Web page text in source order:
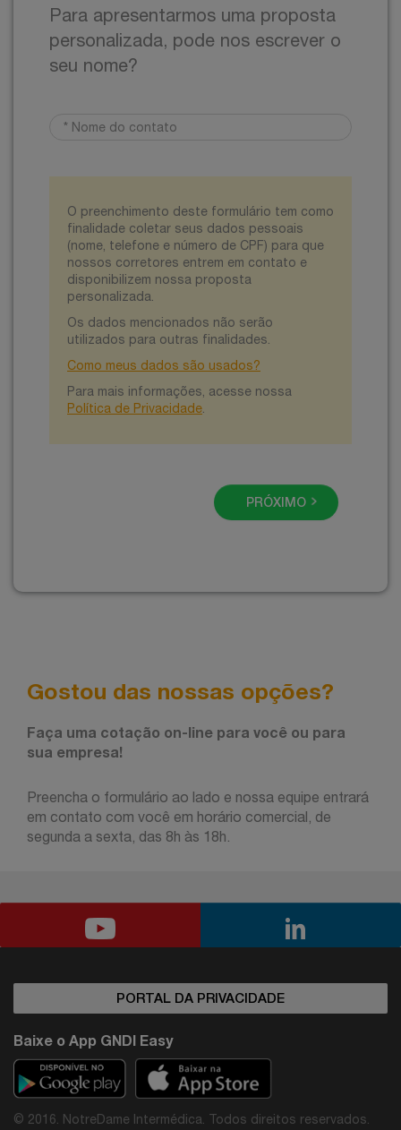
Para apresentarmos uma proposta
personalizada, pode nos escrever o
seu nome?
O preenchimento deste formulário tem como
finalidade coletar seus dados pessoais
(nome, telefone e número de CPF) para que
nossos corretores entrem em contato e
disponibilizem nossa proposta
personalizada.
Os dados mencionados não serão
utilizados para outras finalidades.
Como meus dados são usados?
Para mais informações, acesse nossa
Política de Privacidade
PRÓXIMO
Gostou das nossas opções?
Faça uma cotação on-line para você ou para
sua empresa!
Preencha o formulário ao lado e nossa equipe entrará
em contato com você em horário comercial, de
segunda a sexta, das 8h às 18h.
PORTAL DA PRIVACIDADE
Baixe o App GNDI Easy
© 2016. NotreDame Intermédica. Todos direitos reservados.